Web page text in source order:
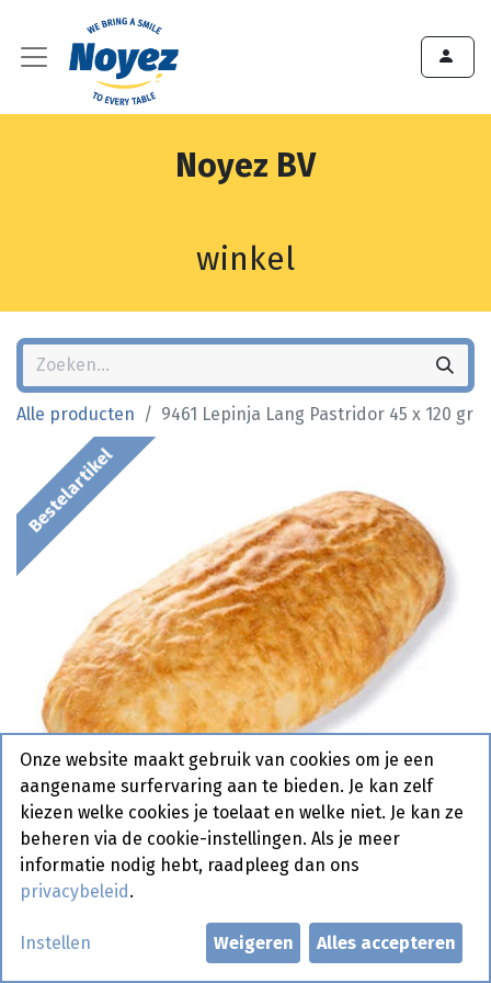
Noyez BV
winkel
Alle producten 9461 Lepinja Lang Pastridor 45 x 120 gr
Bestelartikel
9461 Lepinja Lang Pastridor 45
x 120 gr
Onze website maakt gebruik van cookies om je een
aangename surfervaring aan te bieden. Je kan zelf
kiezen welke cookies je toelaat en welke niet. Je kan ze
beheren via de cookie-instellingen. Als je meer
informatie nodig hebt, raadpleeg dan ons
privacybeleid .
Instellen Weigeren Alles accepteren